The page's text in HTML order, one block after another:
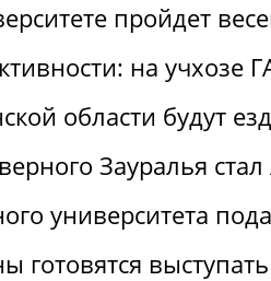
пройдет
на учхозе
области будут
Зауралья
университета
готовятся